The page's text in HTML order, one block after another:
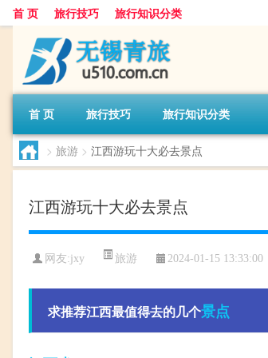
首 页 旅行技巧 旅行知识分类
首 页 旅行技巧 旅行知识分类
> 旅游 > 江西游玩十大必去景点
江西游玩十大必去景点
网友:jxy 旅游 2024-01-15 13:33:00
求推荐江西最值得去的几个景点